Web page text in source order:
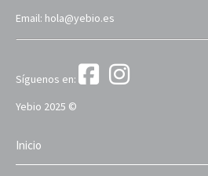
Email: hola@yebio.es
Síguenos en:
Yebio 2025 ©
Inicio